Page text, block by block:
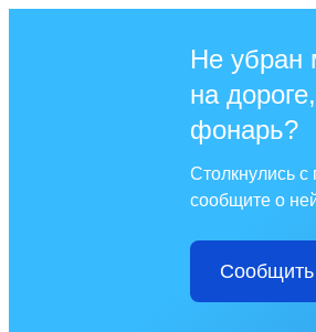
Не убран
на
фонарь?
Столкнулись
сообщите о